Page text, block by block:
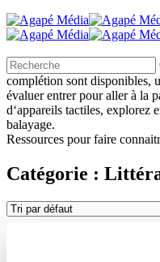
complétion sont disponibles,
évaluer entrer pour aller à la
d‘appareils tactiles, explorez
balayage.
Ressources pour faire
Catégorie :